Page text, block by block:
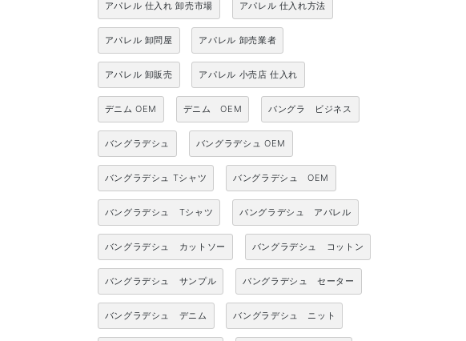
アパレル 仕入れ 卸売市場 アパレル 仕入れ方法
アパレル 卸問屋 アパレル 卸売業者
アパレル 卸販売 アパレル 小売店 仕入れ
デニム OEM デニム OEM バングラ ビジネス
バングラデシュ バングラデシュ OEM
バングラデシュ Tシャツ バングラデシュ OEM
バングラデシュ Tシャツ バングラデシュ アパレル
バングラデシュ カットソー バングラデシュ コットン
バングラデシュ サンプル バングラデシュ セーター
バングラデシュ デニム バングラデシュ ニット